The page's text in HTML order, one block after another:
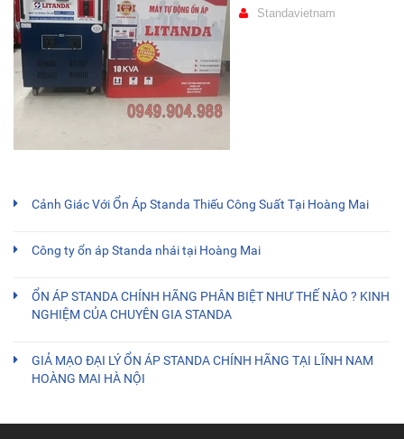
Standavietnam
Cảnh Giác Với Ổn Áp Standa Thiếu Công Suất Tại Hoàng Mai
Công ty ổn áp Standa nhái tại Hoàng Mai
ỔN ÁP STANDA CHÍNH HÃNG PHÂN BIỆT NHƯ THẾ NÀO ? KINH
NGHIỆM CỦA CHUYÊN GIA STANDA
GIẢ MẠO ĐẠI LÝ ỔN ÁP STANDA CHÍNH HÃNG TẠI LĨNH NAM
HOÀNG MAI HÀ NỘI